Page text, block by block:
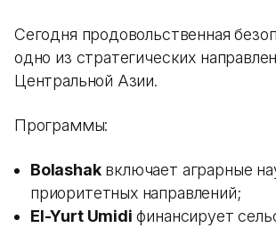
Сегодня продовольственная
одно из стратегических
Центральной Азии.
Программы:
Bolashakвключает аграрные
приоритетных направлений;
El-Yurt Umidi финансирует